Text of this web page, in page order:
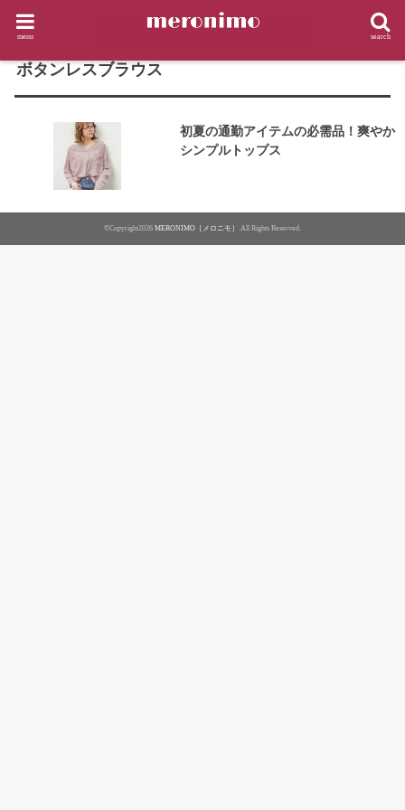
search
menu
HOME タグ : ボタンレスブラウス
ボタンレスブラウス
初夏の通勤アイテムの必需品！爽やか
シンプルトップス
©Copyright2026 MERONIMO［メロニモ］ .All Rights Reserved.